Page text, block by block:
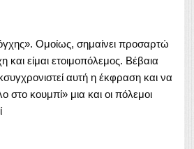
Ομοίως, σημαίνει προσαρτώ
και είμαι ετοιμοπόλεμος. Βέβαια
αυτή η έκφραση και να
στο κουμπί» μια και οι πόλεμοι